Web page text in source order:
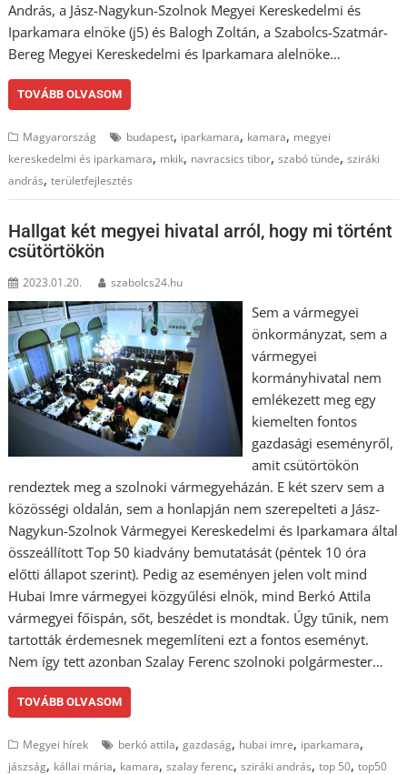
András, a Jász-Nagykun-Szolnok Megyei Kereskedelmi és
Iparkamara elnöke (j5) és Balogh Zoltán, a Szabolcs-Szatmár-
Bereg Megyei Kereskedelmi és Iparkamara alelnöke…
TOVÁBB OLVASOM
Magyarország budapest, iparkamara, kamara, megyei
kereskedelmi és iparkamara, mkik, navracsics tibor,szabó tünde,sziráki
andrás,területfejlesztés
Hallgat két megyei hivatal arról, hogy mi történt
csütörtökön
2023.01.20. szabolcs24.hu
Sem a vármegyei
önkormányzat, sem a
vármegyei
kormányhivatal nem
emlékezett meg egy
kiemelten fontos
gazdasági eseményről,
amit csütörtökön
rendeztek meg a szolnoki vármegyeházán. E két szerv sem a
közösségi oldalán, sem a honlapján nem szerepelteti a Jász-
Nagykun-Szolnok Vármegyei Kereskedelmi és Iparkamara által
összeállított Top 50 kiadvány bemutatását (péntek 10 óra
előtti állapot szerint). Pedig az eseményen jelen volt mind
Hubai Imre vármegyei közgyűlési elnök, mind Berkó Attila
vármegyei főispán, sőt, beszédet is mondtak. Úgy tűnik, nem
tartották érdemesnek megemlíteni ezt a fontos eseményt.
Nem így tett azonban Szalay Ferenc szolnoki polgármester…
TOVÁBB OLVASOM
Megyei hírek berkó attila,gazdaság, hubai imre, iparkamara,
jászság, kállai mária, kamara,szalay ferenc,sziráki andrás,top 50,top50